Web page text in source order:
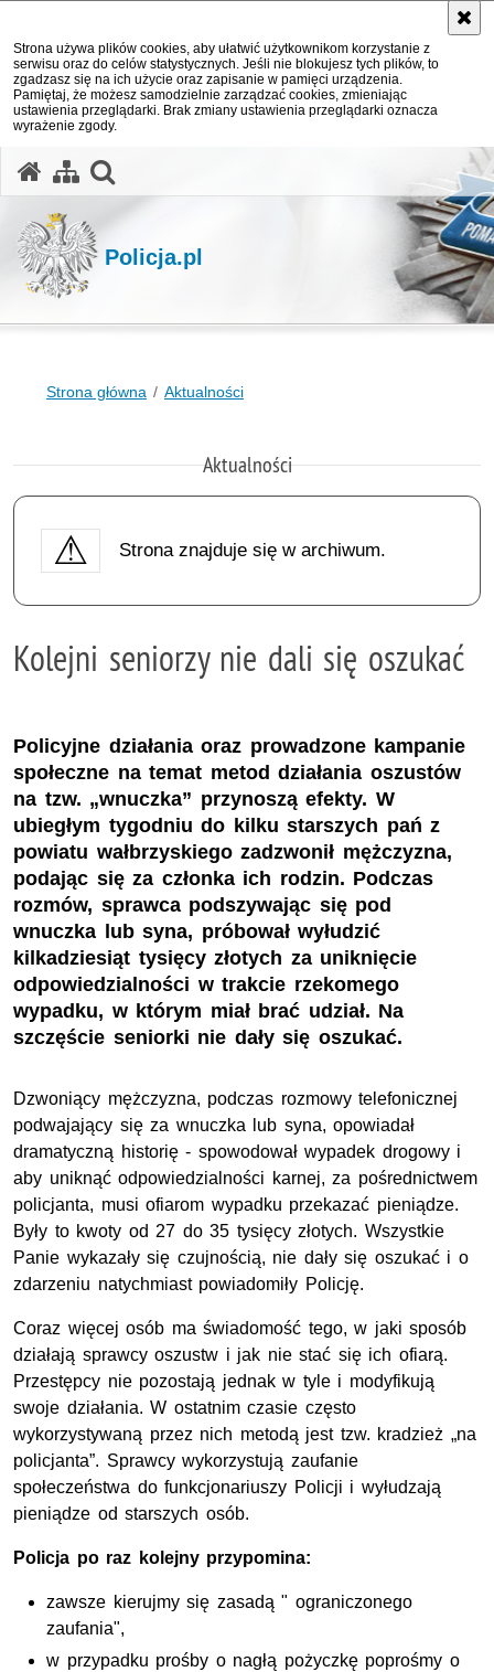
Strona używa plików cookies, aby ułatwić użytkownikom korzystanie z
serwisu oraz do celów statystycznych. Jeśli nie blokujesz tych plików, to
zgadzasz się na ich użycie oraz zapisanie w pamięci urządzenia.
Pamiętaj, że możesz samodzielnie zarządzać cookies, zmieniając
ustawienia przeglądarki. Brak zmiany ustawienia przeglądarki oznacza
wyrażenie zgody.
Policja.pl
Strona główna Aktualności
Aktualności
Strona znajduje się w archiwum.
Kolejni seniorzy nie dali się oszukać
Policyjne działania oraz prowadzone kampanie
społeczne na temat metod działania oszustów
na tzw. „wnuczka” przynoszą efekty. W
ubiegłym tygodniu do kilku starszych pań z
powiatu wałbrzyskiego zadzwonił mężczyzna,
podając się za członka ich rodzin. Podczas
rozmów, sprawca podszywając się pod
wnuczka lub syna, próbował wyłudzić
kilkadziesiąt tysięcy złotych za uniknięcie
odpowiedzialności w trakcie rzekomego
wypadku, w którym miał brać udział. Na
szczęście seniorki nie dały się oszukać.
Dzwoniący mężczyzna, podczas rozmowy telefonicznej
podwajający się za wnuczka lub syna, opowiadał
dramatyczną historię - spowodował wypadek drogowy i
aby uniknąć odpowiedzialności karnej, za pośrednictwem
policjanta, musi ofiarom wypadku przekazać pieniądze.
Były to kwoty od 27 do 35 tysięcy złotych. Wszystkie
Panie wykazały się czujnością, nie dały się oszukać i o
zdarzeniu natychmiast powiadomiły Policję.
Coraz więcej osób ma świadomość tego, w jaki sposób
działają sprawcy oszustw i jak nie stać się ich ofiarą.
Przestępcy nie pozostają jednak w tyle i modyfikują
swoje działania. W ostatnim czasie często
wykorzystywaną przez nich metodą jest tzw. kradzież „na
policjanta”. Sprawcy wykorzystują zaufanie
społeczeństwa do funkcjonariuszy Policji i wyłudzają
pieniądze od starszych osób.
Policja po raz kolejny przypomina:
zawsze kierujmy się zasadą " ograniczonego
zaufania",
w przypadku prośby o nagłą pożyczkę poprośmy o